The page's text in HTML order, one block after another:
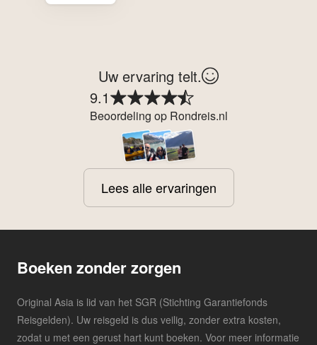
Uw ervaring telt.
9.1
Beoordeling op Rondreis.nl
Lees alle ervaringen
Boeken zonder zorgen
Original Asia is lid van het SGR (Stichting Garantiefonds
Reisgelden). Uw reisgeld is dus veilig, zonder extra kosten,
zodat u met een gerust hart kunt boeken. Voor meer informatie